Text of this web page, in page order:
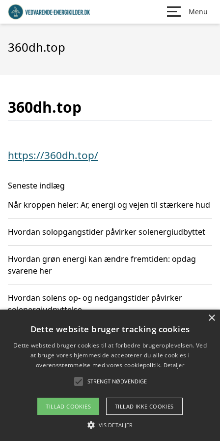
Menu
360dh.top
360dh.top
https://360dh.top/
Seneste indlæg
Når kroppen heler: Ar, energi og vejen til stærkere hud
Hvordan solopgangstider påvirker solenergiudbyttet
Hvordan grøn energi kan ændre fremtiden: opdag
svarene her
Hvordan solens op- og nedgangstider påvirker
solenergiudnyttelse
Hvordan du får svar på energispørgsmål om
vedvarende energikilder
Om / kontakt
Blog Betingelser
×
Dette website bruger tracking cookies
Dette websted bruger cookies til at forbedre brugeroplevelsen. Ved
at bruge vores hjemmeside accepterer du alle cookies i
overensstemmelse med vores cookiepolitik. Detaljer
STRENGT NØDVENDIGE
TILLAD COOKIES TILLAD IKKE COOKIES
VIS DETALJER